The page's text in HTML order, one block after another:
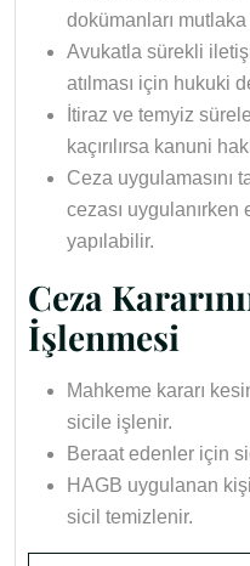
dokümanları
Avukatla sürekli
atılması için hukuki
İtiraz ve temyiz
kaçırılırsa kanuni
Ceza uygulamasını
cezası
yapılabilir.
Ceza
İşlenmesi
Mahkeme kararı
sicile işlenir.
Beraat edenler için
HAGB uygulanan
sicil temizlenir.